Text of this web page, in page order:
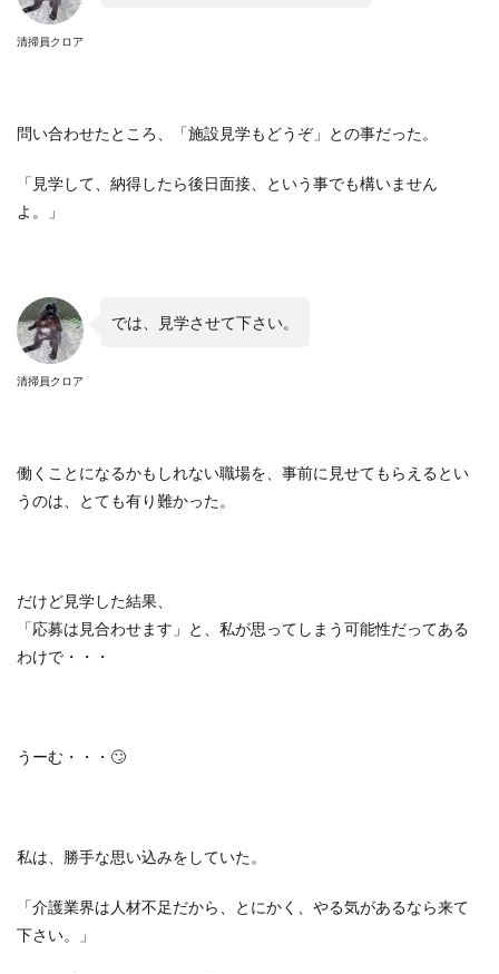
清掃員クロア
問い合わせたところ、「施設見学もどうぞ」との事だった。
「見学して、納得したら後日面接、という事でも構いません
よ。」
清掃員クロア
では、見学させて下さい。
働くことになるかもしれない職場を、事前に見せてもらえるとい
うのは、とても有り難かった。
だけど見学した結果、
「応募は見合わせます」と、私が思ってしまう可能性だってある
わけで・・・
うーむ・・・ 🙄
私は、勝手な思い込みをしていた。
「介護業界は人材不足だから、とにかく、やる気があるなら来て
下さい。」